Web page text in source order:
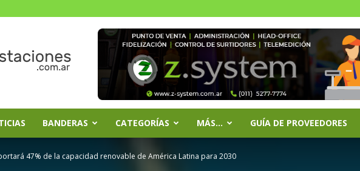
BANDERAS CATEGORÍAS MÁS… GUÍA DE PROVEEDORES
47% de la capacidad renovable de América Latina para 2030